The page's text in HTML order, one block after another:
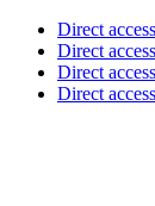
Direct
Direct
Direct
Direct